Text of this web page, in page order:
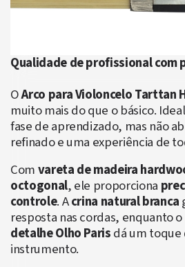
Qualidade de profissional com
OArco para Violoncelo Tarttan
muito mais do que o básico.
fase de aprendizado, mas não
refinado e uma experiência de
Comvareta de madeira
octogonal, ele proporciona
controle. Acrina natural branca
resposta nas cordas, enquanto o
detalhe Olho Parisdá um toque
instrumento.